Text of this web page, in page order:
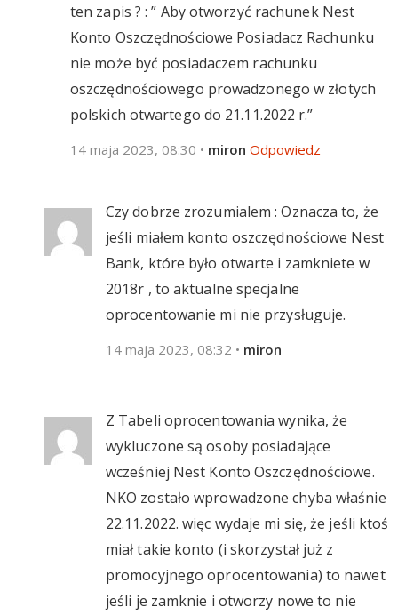
ten zapis ? : ” Aby otworzyć rachunek Nest
Konto Oszczędnościowe Posiadacz Rachunku
nie może być posiadaczem rachunku
oszczędnościowego prowadzonego w złotych
polskich otwartego do 21.11.2022 r.”
14 maja 2023, 08:30 • miron Odpowiedz
Czy dobrze zrozumialem : Oznacza to, że
jeśli miałem konto oszczędnościowe Nest
Bank, które było otwarte i zamkniete w
2018r , to aktualne specjalne
oprocentowanie mi nie przysługuje.
14 maja 2023, 08:32 • miron
Z Tabeli oprocentowania wynika, że
wykluczone są osoby posiadające
wcześniej Nest Konto Oszczędnościowe.
NKO zostało wprowadzone chyba właśnie
22.11.2022. więc wydaje mi się, że jeśli ktoś
miał takie konto (i skorzystał już z
promocyjnego oprocentowania) to nawet
jeśli je zamknie i otworzy nowe to nie